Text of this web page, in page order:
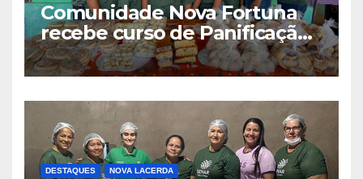
Comunidade Nova Fortuna
recebe curso de Panificação
Artesanal promovido pelo
SENAR-MT e Sindicato Rural
DESTAQUES NOVA LACERDA